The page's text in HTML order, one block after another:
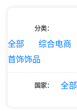
分类：
全部 综合电商
首饰饰品
国家： 全部